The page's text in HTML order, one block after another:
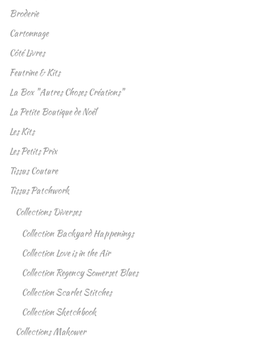
Broderie
Cartonnage
Côté Livres
Feutrine & Kits
La Box "Autres Choses Créations"
La Petite Boutique de Noël
Les Kits
Les Petits Prix
Tissus Couture
Tissus Patchwork
Collections Diverses
Collection Backyard Happenings
Collection Love is in the Air
Collection Regency Somerset Blues
Collection Scarlet Stitches
Collection Sketchbook
Collections Makower